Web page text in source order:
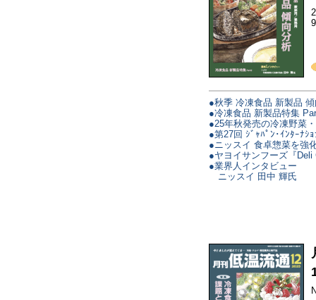
●秋季 冷凍食品 新製品
●冷凍食品 新製品特集
●25年秋発売の冷凍野菜
●第27回 ｼﾞｬﾊﾟﾝ･ｲﾝﾀｰﾅｼ
●ニッスイ 食卓惣菜を強
●ヤヨイサンフーズ『Deli
●業界人インタビュー
ニッスイ 田中 輝氏